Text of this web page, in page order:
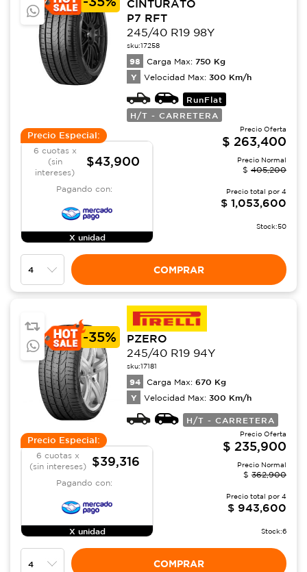
CINTURATO
P7 RFT
245/40 R19 98Y
sku:17258
98 Carga Max: 750 Kg
Y Velocidad Max: 300 Km/h
RunFlat
H/T - CARRETERA
Precio Especial:
6 cuotas x
(sin
intereses)
$43,900
Pagando con:
X unidad
Precio Oferta
$ 263,400
Precio Normal
$ 405,200
Precio total por 4
$ 1,053,600
Stock:50
COMPRAR
-35%
PZERO
245/40 R19 94Y
sku:17181
94 Carga Max: 670 Kg
Y Velocidad Max: 300 Km/h
H/T - CARRETERA
Precio Especial:
6 cuotas x
(sin intereses)
$39,316
Pagando con:
X unidad
Precio Oferta
$ 235,900
Precio Normal
$ 362,900
Precio total por 4
$ 943,600
Stock:6
COMPRAR